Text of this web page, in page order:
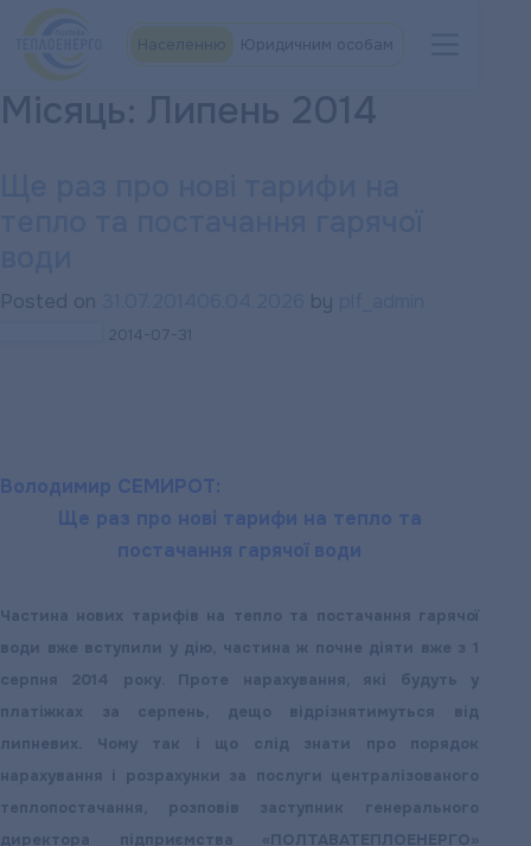
Юридичним особам
Місяць: Липень 2014
Posted on by
2014-07-31
Володимир СЕМИРОТ:
Ще раз про нові тарифи на тепло та
постачання гарячої води
Частина нових тарифів на тепло та постачання гарячої
води вже вступили у дію, частина ж почне діяти вже з 1
серпня 2014 року. Проте нарахування, які будуть у
платіжках за серпень, дещо відрізнятимуться від
липневих. Чому так і що слід знати про порядок
нарахування і розрахунки за послуги централізованого
теплопостачання, розповів заступник генерального
директора підприємства «ПОЛТАВАТЕПЛОЕНЕРГО»